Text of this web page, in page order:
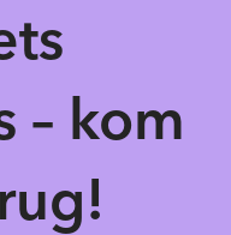
– kom